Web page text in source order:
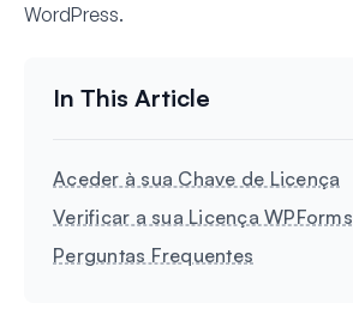
WordPress.
Aceder à sua Chave de Licença
Verificar a sua Licença WPForms
Perguntas Frequentes